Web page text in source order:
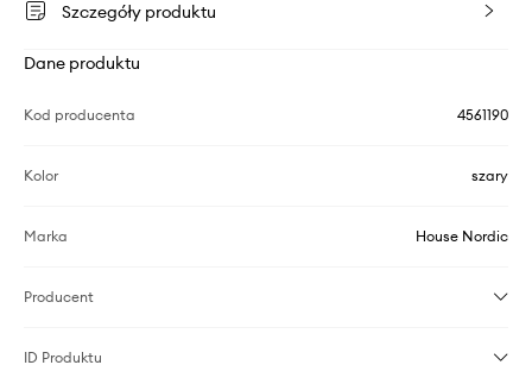
Szczegóły produktu
Dane produktu
Kod producenta 4561190
Kolor szary
Marka House Nordic
Producent
ID Produktu